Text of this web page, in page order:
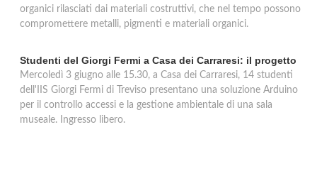
organici rilasciati dai materiali costruttivi, che nel tempo possono
compromettere metalli, pigmenti e materiali organici.
Studenti del Giorgi Fermi a Casa dei Carraresi: il progetto
Mercoledì 3 giugno alle 15.30, a Casa dei Carraresi, 14 studenti
dell'IIS Giorgi Fermi di Treviso presentano una soluzione Arduino
per il controllo accessi e la gestione ambientale di una sala
museale. Ingresso libero.